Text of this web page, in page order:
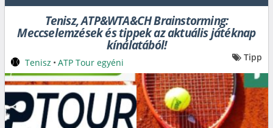
Tenisz, ATP&WTA&CH Brainstorming:
Meccselemzések és tippek az aktuális játéknap
kínálatából!
Tenisz • ATP Tour egyéni Tipp